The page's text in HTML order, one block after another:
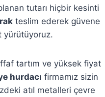
tutarı hiçbir kesinti
teslim ederek güvene
yürütüyoruz.
tartım ve yüksek fiyat
hurdacı firmamız sizin
atıl metalleri çevre